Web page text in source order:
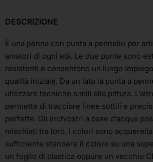
DESCRIZIONE
È una penna con punta a pennello per
amatori di ogni età. Le due punte sono
resistenti e consentono un lungo
qualità iniziale. Da un lato la punta a
utilizzare tecniche simili alla pittura.
permette di tracciare linee sottili e
perfette. Gli inchiostri a base d’acqua
mischiati tra loro. I colori sono
sufficiente stendere il colore su una
un foglio di plastica oppure un vecchio